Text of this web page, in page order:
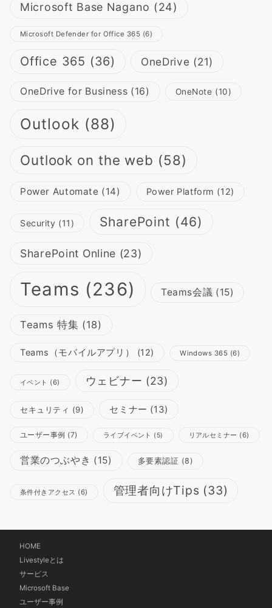
Microsoft Base Nagano (24)
Microsoft Defender for Office 365 (6)
Office 365 (36) OneDrive (21)
OneDrive for Business (16) OneNote (10)
Outlook (88)
Outlook on the web (58)
Power Automate (14) Power Platform (12)
Security (11) SharePoint (46)
SharePoint Online (23)
Teams (236) Teams会議 (15)
Teams 特集 (18)
Teams（モバイルアプリ） (12) Windows 365 (6)
イベント (6) ウェビナー (23)
セキュリティ (9) セミナー (13)
ユーザー事例 (7) ライブイベント (5) リアルセミナー (6)
営業のつぶやき (15) 多要素認証 (8)
条件付きアクセス (6) 管理者向けTips (33)
HOME
Livestyleとは
サービス
Microsoft Base
ユーザー事例